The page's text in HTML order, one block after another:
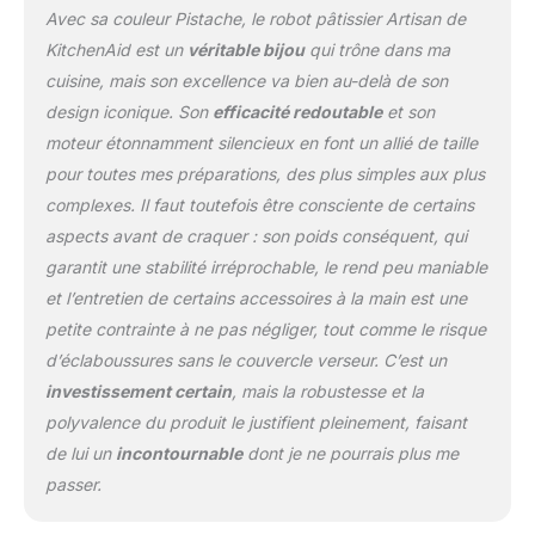
Corps en métal intégral,
robuste et durable Un
moyeu de fixation pour
accessoires (plus de 15) :
Large choix
d'accessoires optionnels
disponibles (vendu
et facile à utiliser
Avec sa couleur Pistache, le robot pâtissier Artisan de
KitchenAid est un véritable bijouqui trône dans ma
cuisine, mais son excellence va bien au-delà de son
design iconique. Son efficacité redoutableet son
moteur étonnamment silencieux en font un allié de taille
pour toutes mes préparations, des plus simples aux plus
complexes. Il faut toutefois être consciente de certains
aspects avant de craquer : son poids conséquent, qui
garantit une stabilité irréprochable, le rend peu maniable
et l’entretien de certains accessoires à la main est une
petite contrainte à ne pas négliger, tout comme le risque
d’éclaboussures sans le couvercle verseur. C’est un
investissement certain, mais la robustesse et la
polyvalence du produit le justifient pleinement, faisant
de lui un incontournabledont je ne pourrais plus me
passer.